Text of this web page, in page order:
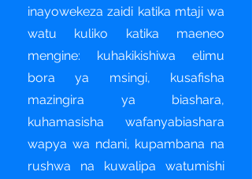
inayowekeza zaidi katika mtaji wa
watu kuliko katika maeneo
mengine: kuhakikishiwa elimu
bora ya msingi, kusafisha
mazingira ya biashara,
kuhamasisha wafanyabiashara
wapya wa ndani, kupambana na
rushwa na kuwalipa watumishi